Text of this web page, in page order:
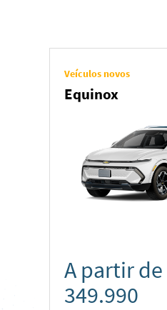
Carros
Veículos novos
Equinox
A partir de
349.990